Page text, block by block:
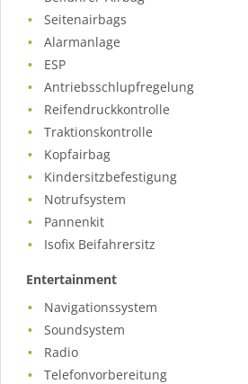
Seitenairbags
Alarmanlage
ESP
Antriebsschlupfregelung
Reifendruckkontrolle
Traktionskontrolle
Kopfairbag
Kindersitzbefestigung
Notrufsystem
Pannenkit
Isofix Beifahrersitz
Entertainment
Navigationssystem
Soundsystem
Radio
Telefonvorbereitung